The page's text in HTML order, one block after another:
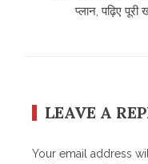
प्लान, पढ़िए पूरी
LEAVE A
Your email address